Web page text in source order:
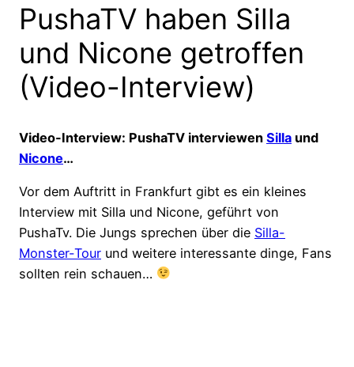
PushaTV haben Silla
und Nicone getroffen
(Video-Interview)
Video-Interview: PushaTV interviewen Silla und
Nicone…
Vor dem Auftritt in Frankfurt gibt es ein kleines
Interview mit Silla und Nicone, geführt von
PushaTv. Die Jungs sprechen über die Silla-
Monster-Tour und weitere interessante dinge, Fans
sollten rein schauen…